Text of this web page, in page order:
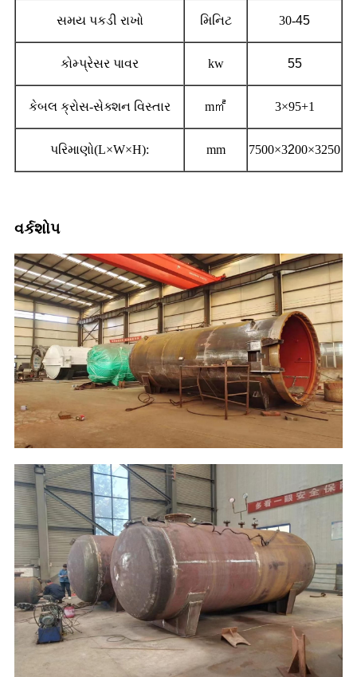
સમય પકડી રાખો મિનિટ 30-45
કોમ્પ્રેસર પાવર kw 55
કેબલ ક્રોસ-સેક્શન વિસ્તાર m㎡ 3×95+1
પરિમાણો(L×W×H): mm 7500×3200×3250
વર્કશોપ